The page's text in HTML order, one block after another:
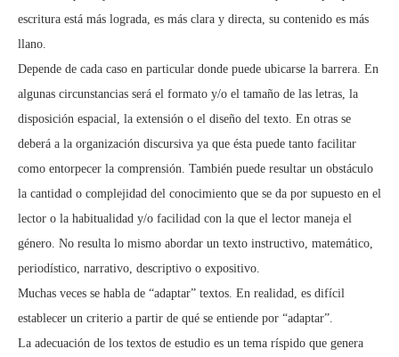
escritura está más lograda, es más clara y directa, su contenido es más
llano.
Depende de cada caso en particular donde puede ubicarse la barrera. En
algunas circunstancias será el formato y/o el tamaño de las letras, la
disposición espacial, la extensión o el diseño del texto. En otras se
deberá a la organización discursiva ya que ésta puede tanto facilitar
como entorpecer la comprensión. También puede resultar un obstáculo
la cantidad o complejidad del conocimiento que se da por supuesto en el
lector o la habitualidad y/o facilidad con la que el lector maneja el
género. No resulta lo mismo abordar un texto instructivo, matemático,
periodístico, narrativo, descriptivo o expositivo.
Muchas veces se habla de “adaptar” textos. En realidad, es difícil
establecer un criterio a partir de qué se entiende por “adaptar”.
La adecuación de los textos de estudio es un tema ríspido que genera